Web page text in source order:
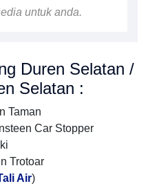
untuk anda.
Duren Selatan /
Selatan :
Taman
Car Stopper
Trotoar
Air)